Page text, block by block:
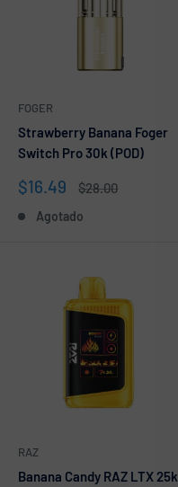
FOGER
Strawberry Banana Foger
Switch Pro 30k (POD)
Precio
venta
$16.49
Precio
$28.00
Agotado
RAZ
Banana Candy RAZ LTX 25k